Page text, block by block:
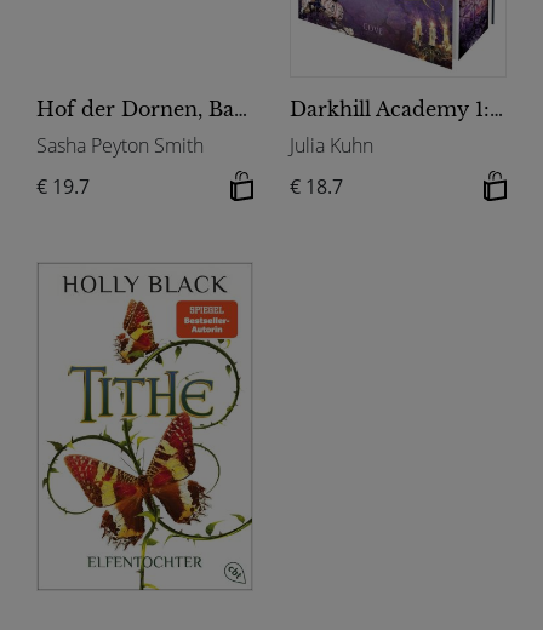
Hof der Dornen, Band 1: The Rose Bargain
Sasha Peyton Smith
€ 19.7
Darkhill Academy 1: Magisches Blut
Julia Kuhn
€ 18.7